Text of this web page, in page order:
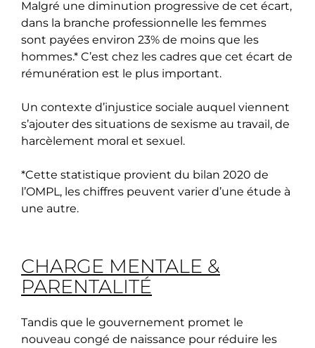
Malgré une diminution progressive de cet écart,
dans la branche professionnelle les femmes
sont payées environ 23% de moins que les
hommes.* C’est chez les cadres que cet écart de
rémunération est le plus important.
Un contexte d’injustice sociale auquel viennent
s’ajouter des situations de sexisme au travail, de
harcèlement moral et sexuel.
*Cette statistique provient du bilan 2020 de
l’OMPL, les chiffres peuvent varier d’une étude à
une autre.
CHARGE MENTALE &
PARENTALITÉ
Tandis que le gouvernement promet le
nouveau congé de naissance pour réduire les